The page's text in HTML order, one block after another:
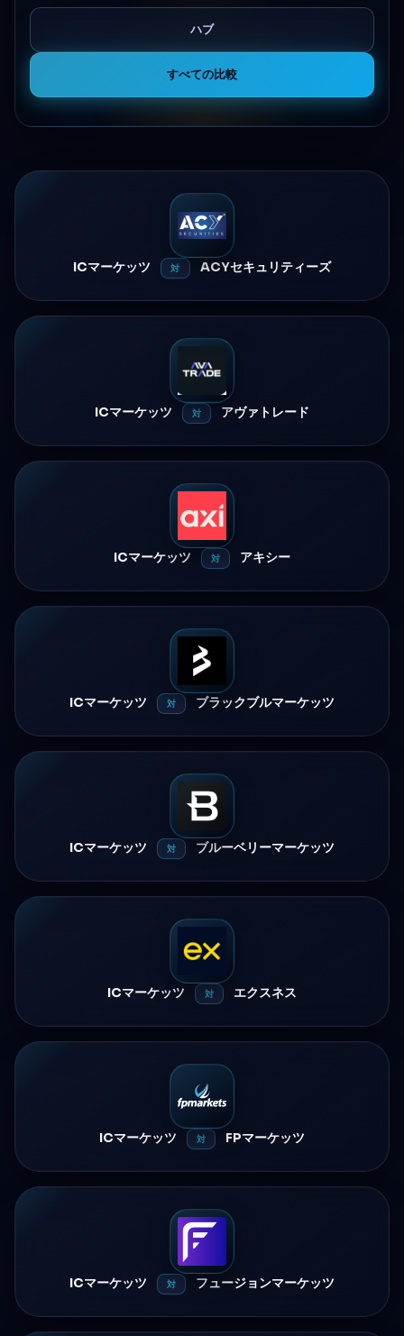
ハブ
すべての比較
ICマーケッツ 対 ACYセキュリティーズ
ICマーケッツ 対 アヴァトレード
ICマーケッツ 対 アキシー
ICマーケッツ 対 ブラックブルマーケッツ
ICマーケッツ 対 ブルーベリーマーケッツ
ICマーケッツ 対 エクスネス
ICマーケッツ 対 FPマーケッツ
ICマーケッツ 対 フュージョンマーケッツ